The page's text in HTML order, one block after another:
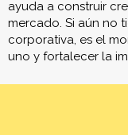
ayuda a construir
mercado. Si aún no
corporativa, es el
uno y fortalecer la